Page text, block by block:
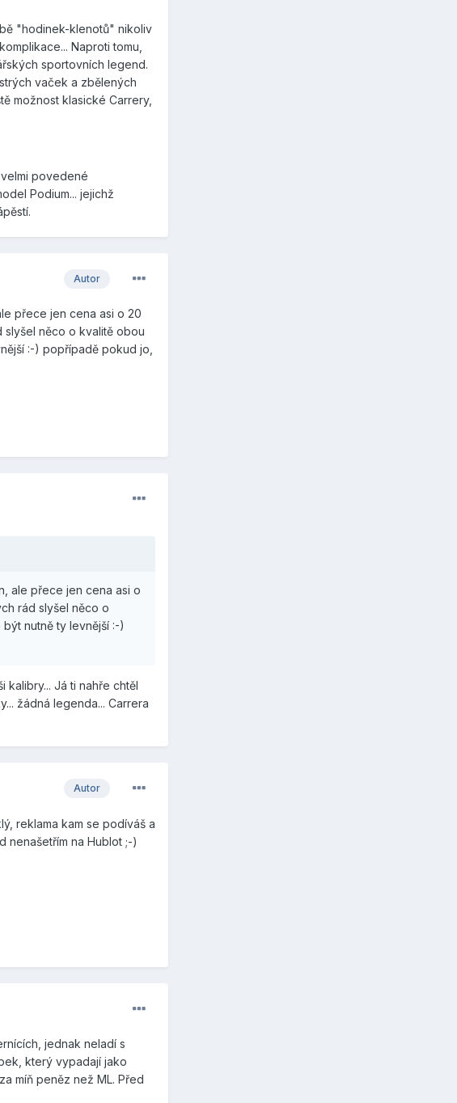
"hodinek-klenotů" nikoliv
Naproti tomu,
sportovních legend.
vaček a zbělených
možnost klasické Carrery,
povedené
Podium... jejichž
Autor
přece jen cena asi o 20
slyšel něco o kvalitě obou
:-) popřípadě pokud jo,
ale přece jen cena asi o
rád slyšel něco o
nutně ty levnější :-)
kalibry... Já ti nahře chtěl
žádná legenda... Carrera
Autor
reklama kam se podíváš a
nenašetřím na Hublot ;-)
jednak neladí s
který vypadají jako
míň peněz než ML. Před